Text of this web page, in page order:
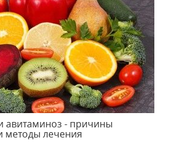
авитаминоз - причины
методы лечения